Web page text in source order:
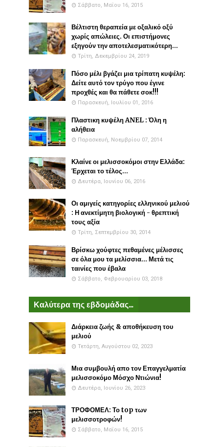
Σάββατο, Μαΐου 16, 2015
Βέλτιστη θεραπεία με οξαλικό οξύ
χωρίς απώλειες. Οι επιστήμονες
εξηγούν την αποτελεσματικότερη...
Τρίτη, Δεκεμβρίου 24, 2019
Πόσο μέλι βγάζει μια τρίπατη κυψέλη:
Δείτε αυτό τον τρύγο που έγινε
προχθές και θα πάθετε σοκ!!!
Παρασκευή, Ιουλίου 01, 2016
Πλαστικη κυψέλη ANEL : Όλη η
αλήθεια
Παρασκευή, Νοεμβρίου 07, 2014
Κλαίνε οι μελισσοκόμοι στην Ελλάδα:
Έρχεται το τέλος...
Δευτέρα, Ιουνίου 06, 2016
Οι αμιγείς κατηγορίες ελληνικού μελιού
: Η ανεκτίμητη βιολογική - θρεπτική
τους αξία
Τρίτη, Σεπτεμβρίου 30, 2014
Βρίσκω χούφτες πεθαμένες μέλισσες
σε όλα μου τα μελίσσια... Μετά τις
ταινίες που έβαλα
Σάββατο, Φεβρουαρίου 03, 2018
Καλύτερα της εβδομάδας...
Διάρκεια ζωής & αποθήκευση του
μελιού
Τετάρτη, Αυγούστου 02, 2023
Μια συμβουλή απο τον Επαγγελματία
μελισσοκόμο Μόσχο Ντιώνια!
Δευτέρα, Ιουνίου 26, 2023
ΤΡΟΦΟΜΕΛ: Το top των
μελισσοτροφών!
Σάββατο, Μαΐου 16, 2015